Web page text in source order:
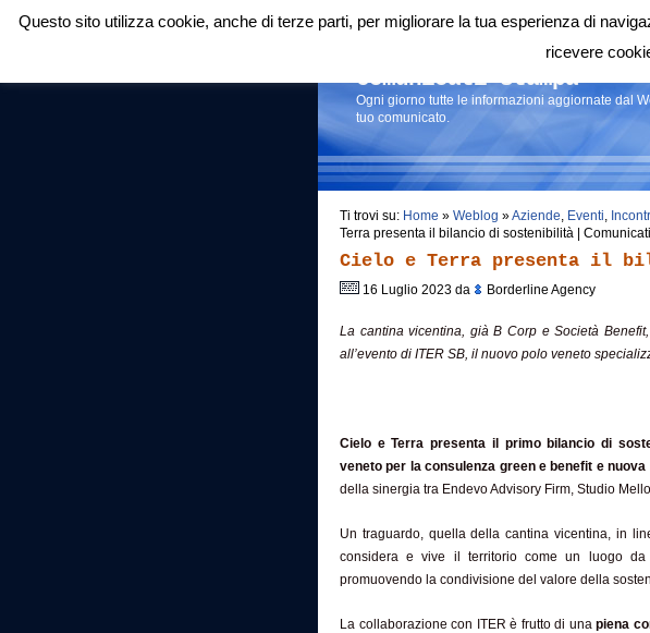
Login |RSS |
Comunicati stampa
Ogni giorno tutte le informazioni aggiornate dal
tuo comunicato.
Ti trovi su: Home » Weblog »Aziende, Eventi,
Terra presenta il bilancio di sostenibilità |
Cielo e Terra presenta il
16 Luglio 2023 da Borderline Agency
La cantina vicentina, già B Corp e Società
all’evento di ITER SB, il nuovo polo veneto
Cielo e Terra presenta il primo bilancio di
veneto per la consulenza green e benefit e
della sinergia tra Endevo Advisory Firm, Studio
Un traguardo, quella della cantina vicentina, in
considera e vive il territorio come un luogo da
promuovendo la condivisione del valore della
La collaborazione con ITER è frutto di unapiena
Questo sito utilizza cookie, anche di terze parti, per migliorare la tua esperienza di
ricevere